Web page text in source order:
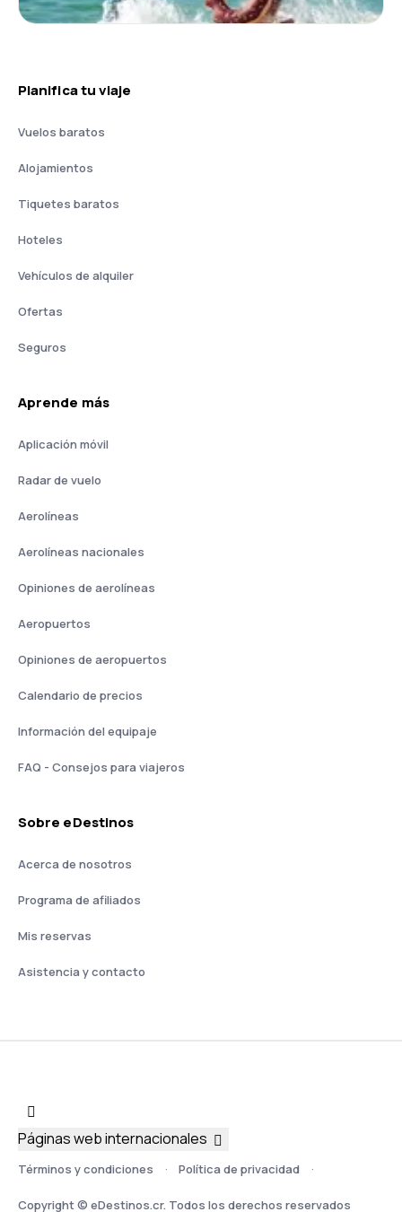
Planifica tu viaje
Vuelos baratos
Alojamientos
Tiquetes baratos
Hoteles
Vehículos de alquiler
Ofertas
Seguros
Aprende más
Aplicación móvil
Radar de vuelo
Aerolíneas
Aerolíneas nacionales
Opiniones de aerolíneas
Aeropuertos
Opiniones de aeropuertos
Calendario de precios
Información del equipaje
FAQ - Consejos para viajeros
Sobre eDestinos
Acerca de nosotros
Programa de afiliados
Mis reservas
Asistencia y contacto
Términos y condiciones Política de privacidad
Copyright © eDestinos.cr. Todos los derechos reservados
Páginas web internacionales